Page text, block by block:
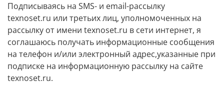
Подписываясь на SMS- и email-рассылку
texnoset.ru или третьих лиц, уполномоченных на
рассылку от имени texnoset.ru в сети интернет, я
соглашаюсь получать информационные сообщения
на телефон и/или электронный адрес,указанные при
подписке на информационную рассылку на сайте
texnoset.ru.